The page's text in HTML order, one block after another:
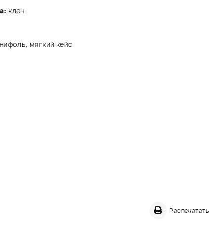
клен
мягкий кейс
Распечатать